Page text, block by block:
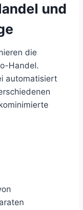
und
die
Handel.
automatisiert